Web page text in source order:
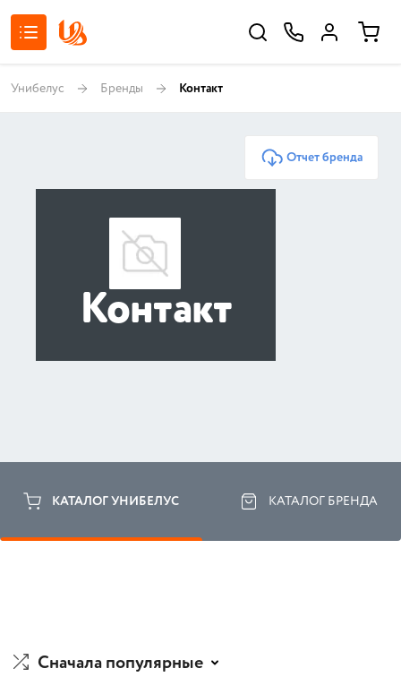
Унибелус Бренды Контакт
Отчет бренда
Контакт
КАТАЛОГ УНИБЕЛУС КАТАЛОГ БРЕНДА
Сначала популярные